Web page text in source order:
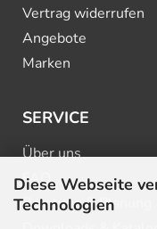
Diese Webseite
Technologien
Vertrag widerrufen
Angebote
Marken
SERVICE
Über uns
FAQ
Beratung & Planung